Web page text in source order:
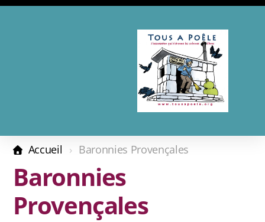
Accueil Baronnies Provençales
Baronnies
Provençales
Les complices
Revue de presse